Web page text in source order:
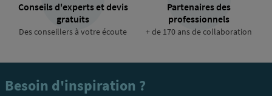
Conseils d'experts et devis
gratuits
Des conseillers à votre écoute
Partenaires des
professionnels
+ de 170 ans de collaboration
Besoin d'inspiration ?